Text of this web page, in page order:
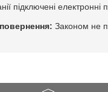
підключені
Законом не